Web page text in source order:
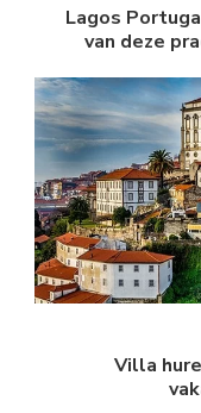
Lagos
van deze
Villa